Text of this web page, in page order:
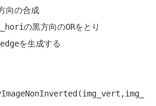
向の合成
の黒方向のORをとり
を生成する